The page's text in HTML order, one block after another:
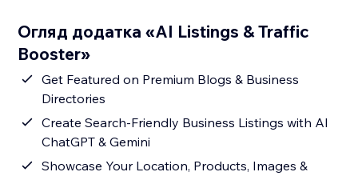
Огляд додатка «AI Listings & Traffic
Booster»
Get Featured on Premium Blogs & Business
Directories
Create Search-Friendly Business Listings with AI
ChatGPT & Gemini
Showcase Your Location, Products, Images &